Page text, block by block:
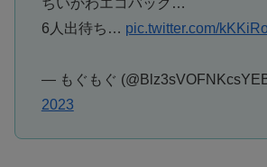
ちいかわエコバック…
6人出待ち… pic.twitter.com/
— もぐもぐ
2023